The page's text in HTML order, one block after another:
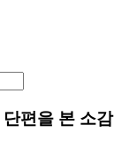
편을 본 소감